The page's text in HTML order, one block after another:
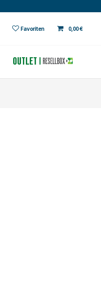
Favoriten 0,00 €
OUTLET